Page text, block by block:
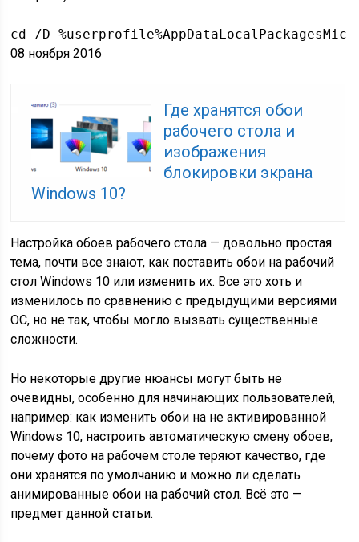
cd /D
08 ноября 2016
Где хранятся обои
рабочего стола и
изображения
блокировки экрана
Windows 10?
Настройка обоев рабочего стола — довольно простая
тема, почти все знают, как поставить обои на рабочий
стол Windows 10 или изменить их. Все это хоть и
изменилось по сравнению с предыдущими версиями
ОС, но не так, чтобы могло вызвать существенные
сложности.
Но некоторые другие нюансы могут быть не
очевидны, особенно для начинающих пользователей,
например: как изменить обои на не активированной
Windows 10, настроить автоматическую смену обоев,
почему фото на рабочем столе теряют качество, где
они хранятся по умолчанию и можно ли сделать
анимированные обои на рабочий стол. Всё это —
предмет данной статьи.